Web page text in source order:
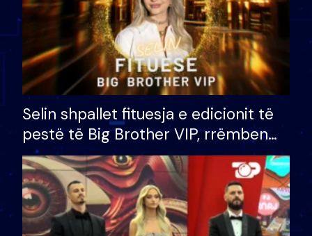
Selin shpallet fituesja e edicionit të
pestë të Big Brother VIP, rrëmben
çmimin e madh prej 100 mijë eurosh